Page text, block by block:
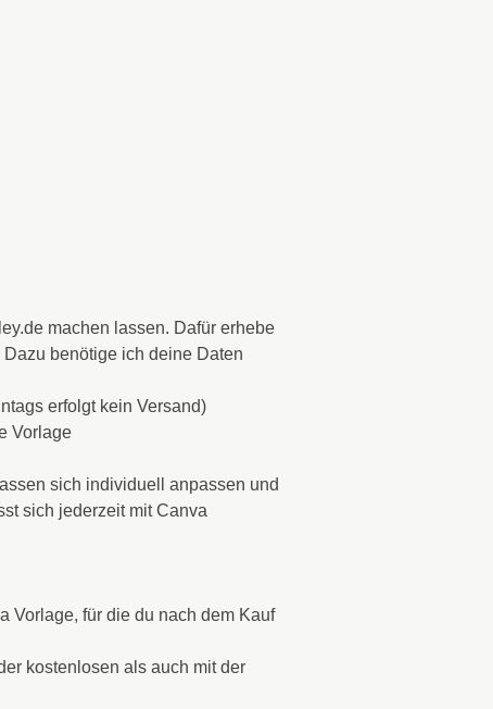
machen lassen. Dafür erhebe
benötige ich deine Daten
erfolgt kein Versand)
Vorlage
sich individuell anpassen und
sich jederzeit mit Canva
Vorlage, für die du nach dem Kauf
kostenlosen als auch mit der